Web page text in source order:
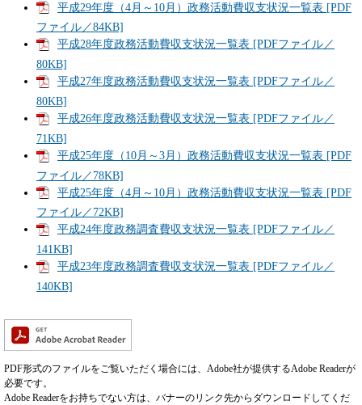
平成29年度（4月～10月）政務活動費収支状況一覧表 [PDF
ファイル／84KB]
平成28年度政務活動費収支状況一覧表 [PDFファイル／
80KB]
平成27年度政務活動費収支状況一覧表 [PDFファイル／
80KB]
平成26年度政務活動費収支状況一覧表 [PDFファイル／
71KB]
平成25年度（10月～3月）政務活動費収支状況一覧表 [PDF
ファイル／78KB]
平成25年度（4月～10月）政務活動費収支状況一覧表 [PDF
ファイル／72KB]
平成24年度政務調査費収支状況一覧表 [PDFファイル／
141KB]
平成23年度政務調査費収支状況一覧表 [PDFファイル／
140KB]
PDF形式のファイルをご覧いただく場合には、Adobe社が提供するAdobe Readerが
必要です。
Adobe Readerをお持ちでない方は、バナーのリンク先からダウンロードしてくだ